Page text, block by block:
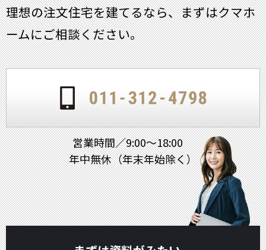
理想の注文住宅を建てるなら、まずはクマホ
ームにご相談ください。
営業時間／9:00～18:00
年中無休（年末年始除く）